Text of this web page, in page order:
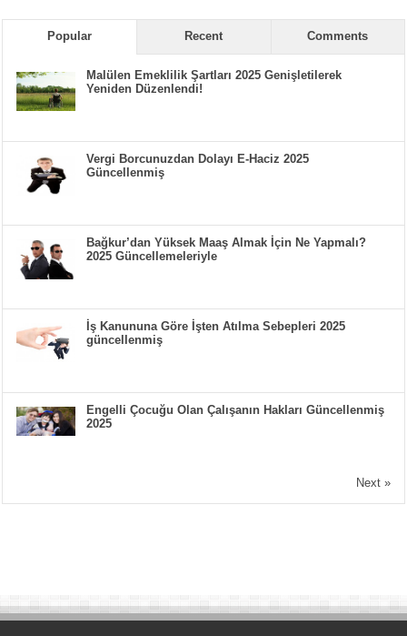
Popular Recent Comments
Malülen Emeklilik Şartları 2025 Genişletilerek
Yeniden Düzenlendi!
Vergi Borcunuzdan Dolayı E-Haciz 2025
Güncellenmiş
Bağkur’dan Yüksek Maaş Almak İçin Ne Yapmalı?
2025 Güncellemeleriyle
İş Kanununa Göre İşten Atılma Sebepleri 2025
güncellenmiş
Engelli Çocuğu Olan Çalışanın Hakları Güncellenmiş
2025
Next »